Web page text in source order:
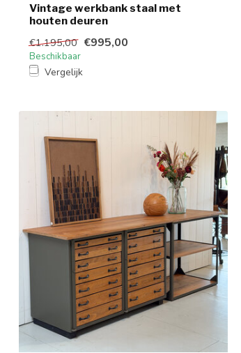
Vintage werkbank staal met
houten deuren
€1.195,00 €995,00
Beschikbaar
Vergelijk